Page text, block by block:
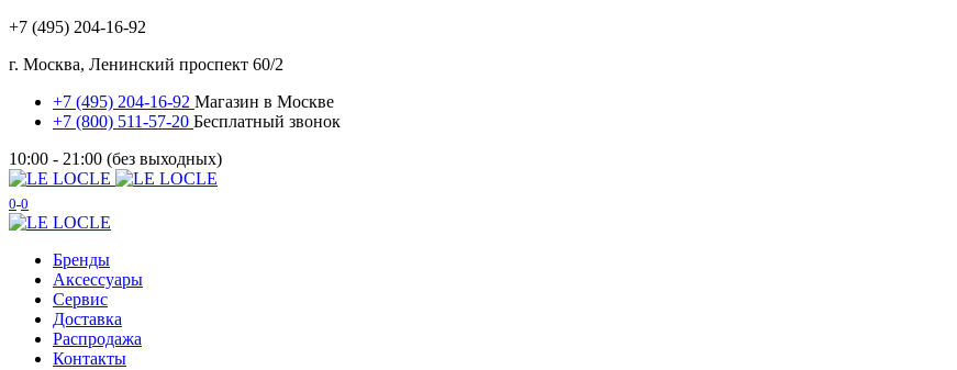
+7 (495) 204-16-92
г. Москва, Ленинский проспект 60/2
+7 (495) 204-16-92 Магазин в Москве
+7 (800) 511-57-20 Бесплатный звонок
10:00 - 21:00 (без выходных)
0 0
Бренды
Аксессуары
Сервис
Доставка
Распродажа
Контакты